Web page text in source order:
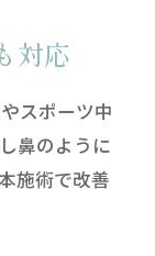
対応
スポーツ中
鼻のように
施術で改善